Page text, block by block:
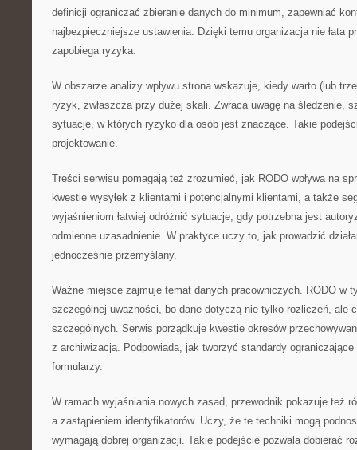
definicji ograniczać zbieranie danych do minimum, zapewniać
najbezpieczniejsze ustawienia. Dzięki temu organizacja nie łata
zapobiega ryzyka.
W obszarze analizy wpływu strona wskazuje, kiedy warto (lub
ryzyk, zwłaszcza przy dużej skali. Zwraca uwagę na śledzenie,
sytuacje, w których ryzyko dla osób jest znaczące. Takie
projektowanie.
Treści serwisu pomagają też zrozumieć, jak RODO wpływa na
kwestie wysyłek z klientami i potencjalnymi klientami, a także
wyjaśnieniom łatwiej odróżnić sytuacje, gdy potrzebna jest
odmienne uzasadnienie. W praktyce uczy to, jak prowadzić
jednocześnie przemyślany.
Ważne miejsce zajmuje temat danych pracowniczych. RODO w
szczególnej uważności, bo dane dotyczą nie tylko rozliczeń, ale
szczególnych. Serwis porządkuje kwestie okresów
z archiwizacją. Podpowiada, jak tworzyć standardy
formularzy.
W ramach wyjaśniania nowych zasad, przewodnik pokazuje też
a zastąpieniem identyfikatorów. Uczy, że te techniki mogą
wymagają dobrej organizacji. Takie podejście pozwala dobierać